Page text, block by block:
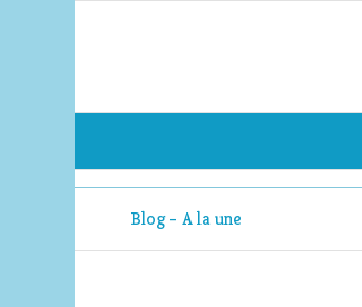
Blog - A la une